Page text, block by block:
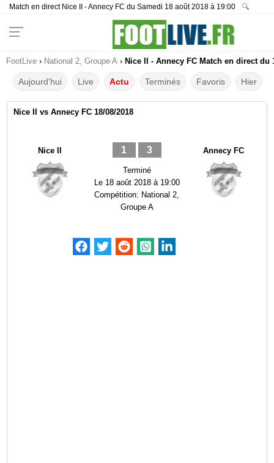
Match en direct Nice II - Annecy FC du Samedi 18 août 2018 à 19:00 🔍
FootLive › National 2, Groupe A › Nice II - Annecy FC Match en direct du
Aujourd'hui Live Actu Terminés Favoris Hier
Nice II vs Annecy FC 18/08/2018
Nice II 1 3
Terminé
Le 18 août 2018 à 19:00
Compétition: National 2,
Groupe A
Annecy FC